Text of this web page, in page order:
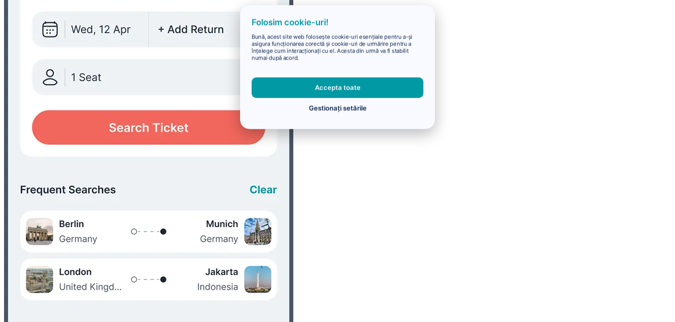
Folosim cookie-uri!
Bună, acest site web folosește cookie-uri esențiale pentru a-și
asigura funcționarea corectă și cookie-uri de urmărire pentru a
înțelege cum interacționați cu el. Acesta din urmă va fi stabilit
numai după acord.
Accepta toate
Gestionați setările